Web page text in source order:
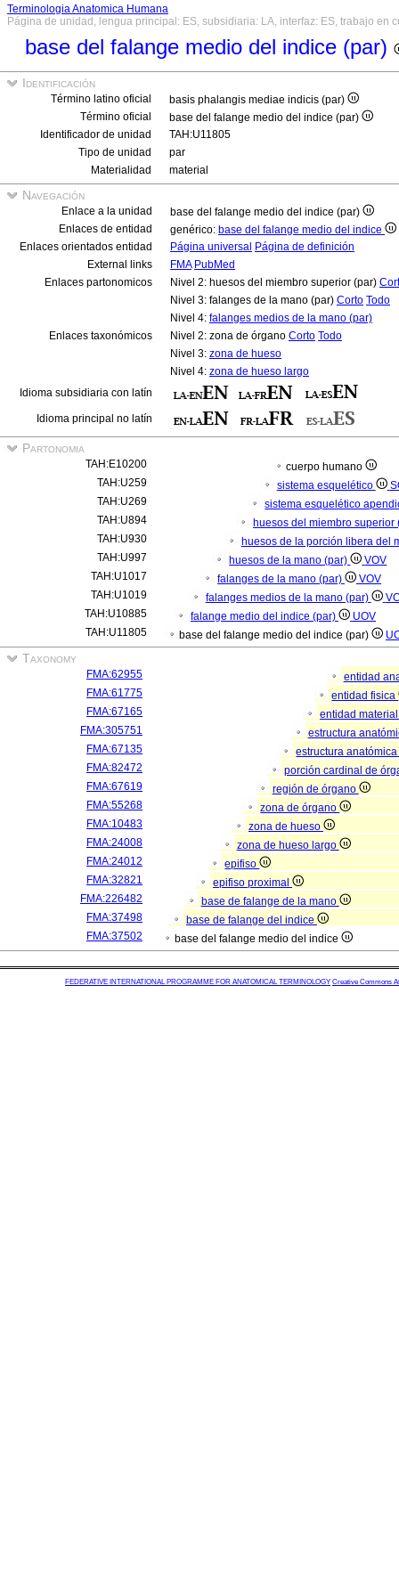
Terminologia Anatomica Humana
Página de unidad, lengua principal: ES, subsidiaria: LA, interfaz: ES, trabajo en
base del falange medio del indice (par)
Identificación
Término latino oficial
basis phalangis mediae indicis (par)
Término oficial
base del falange medio del indice (par)
Identificador de unidad
TAH:U11805
Tipo de unidad
par
Materialidad
material
Navegación
Enlace a la unidad
base del falange medio del indice (par)
Enlaces de entidad
genérico: base del falange medio del indice
Enlaces orientados entidad
Página universal Página de definición
External links
FMA PubMed
Enlaces partonomicos
Nivel 2: huesos del miembro superior (par)
Nivel 3: falanges de la mano (par) Corto Todo
Nivel 4: falanges medios de la mano (par)
Enlaces taxonómicos
Nivel 2: zona de órgano Corto Todo
Nivel 3: zona de hueso
Nivel 4: zona de hueso largo
Idioma subsidiaria con latín
Idioma principal no latín
Partonomia
TAH:E10200
cuerpo humano
TAH:U259
sistema esquelético
TAH:U269
sistema esquelético
TAH:U894
huesos del miembro superior
TAH:U930
huesos de la porción libera del
TAH:U997
huesos de la mano (par)
VOV
TAH:U1017
falanges de la mano (par)
VOV
TAH:U1019
falanges medios de la mano (par)
TAH:U10885
falange medio del indice (par)
UOV
TAH:U11805
base del falange medio del indice (par)
Taxonomy
FMA:62955
entidad
FMA:61775
entidad fisica
FMA:67165
entidad
FMA:305751
estructura
FMA:67135
estructura
FMA:82472
porción cardinal de
FMA:67619
región de órgano
FMA:55268
zona de órgano
FMA:10483
zona de hueso
FMA:24008
zona de hueso largo
FMA:24012
epifiso
FMA:32821
epifiso proximal
FMA:226482
base de falange de la mano
FMA:37498
base de falange del indice
FMA:37502
base del falange medio del indice
FEDERATIVE INTERNATIONAL PROGRAMME FOR ANATOMICAL TERMINOLOGY Creative Commons